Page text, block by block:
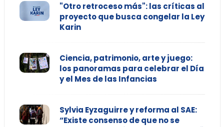
"Otro retroceso más": las críticas al
proyecto que busca congelar la Ley
Karin
Ciencia, patrimonio, arte y juego:
los panoramas para celebrar el Día
y el Mes de las Infancias
Sylvia Eyzaguirre y reforma al SAE:
“Existe consenso de que no se